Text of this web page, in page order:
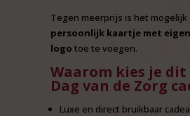
Tegen meerprijs is het mogelijk
persoonlijk kaartje met
logo toe te voegen.
Waarom kies je
Dag van de Zorg
Luxe en direct bruikbaar